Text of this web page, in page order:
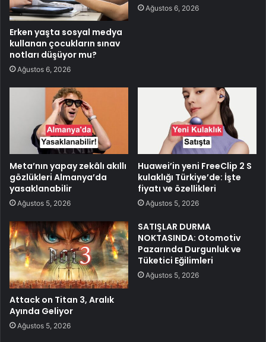
Erken yaşta sosyal medya
kullanan çocukların sınav
notları düşüyor mu?
Ağustos 6, 2026
Ağustos 6, 2026
Meta’nın yapay zekâlı akıllı
gözlükleri Almanya’da
yasaklanabilir
Ağustos 5, 2026
Huawei’in yeni FreeClip 2 S
kulaklığı Türkiye’de: İşte
fiyatı ve özellikleri
Ağustos 5, 2026
Attack on Titan 3, Aralık
Ayında Geliyor
Ağustos 5, 2026
SATIŞLAR DURMA
NOKTASINDA: Otomotiv
Pazarında Durgunluk ve
Tüketici Eğilimleri
Ağustos 5, 2026